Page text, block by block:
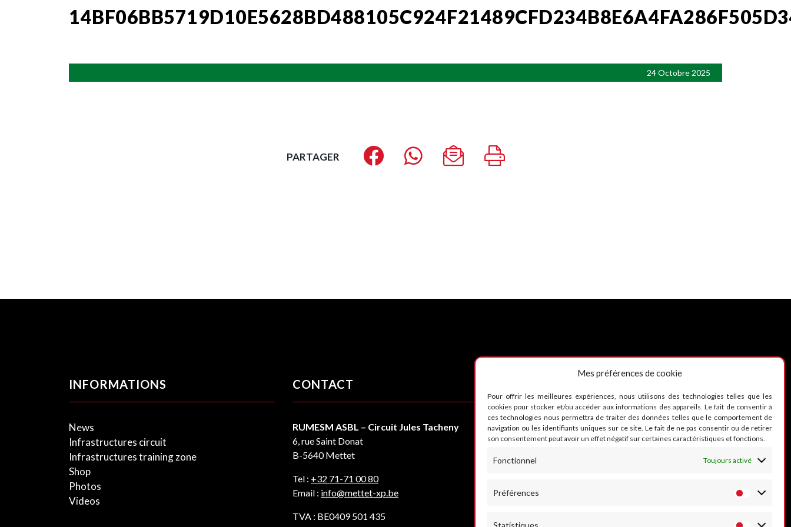
Mes préférences de cookie
Pour offrir les meilleures expériences, nous utilisons des technologies telles que les
cookies pour stocker et/ou accéder aux informations des appareils. Le fait de consentir à
ces technologies nous permettra de traiter des données telles que le comportement de
navigation ou les identifiants uniques sur ce site. Le fait de ne pas consentir ou de retirer
son consentement peut avoir un effet négatif sur certaines caractéristiques et fonctions.
Fonctionnel Toujours activé
Préférences
Statistiques
24 Octobre 2025
PARTAGER
INFORMATIONS
News
Infrastructures circuit
Infrastructures training zone
Shop
Photos
Videos
CONTACT
RUMESM ASBL – Circuit Jules Tacheny
6, rue Saint Donat
B-5640 Mettet
Tel : +32 71-71 00 80
Email : info@mettet-xp.be
TVA : BE0409 501 435